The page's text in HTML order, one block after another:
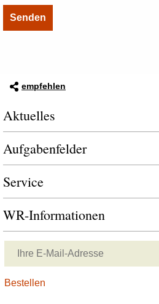
empfehlen
Aktuelles
Aufgabenfelder
Service
WR-Informationen